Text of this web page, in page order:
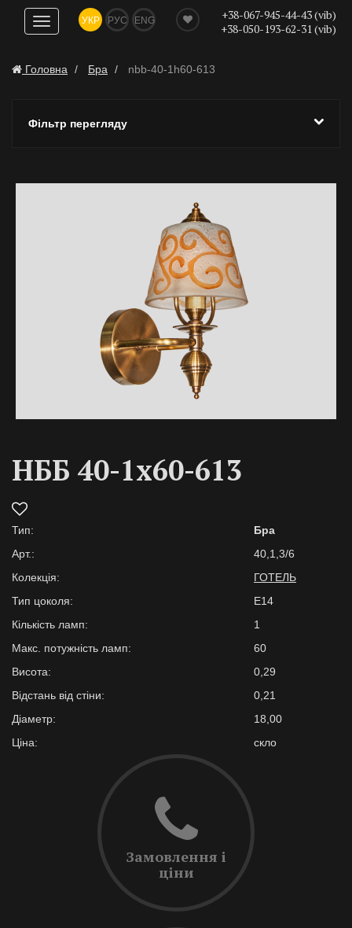
Показати
навігацію
УКР РУС ENG
+38-067-945-44-43 (vib)
+38-050-193-62-31 (vib)
Головна Бра nbb-40-1h60-613
Фільтр перегляду
НББ 40-1х60-613
Тип:
Бра
Арт.:
40,1,3/6
Колекція:
ГОТЕЛЬ
Тип цоколя:
E14
Кількість ламп:
1
Макс. потужність ламп:
60
Висота:
0,29
Відстань від стіни:
0,21
Діаметр:
18,00
Ціна:
скло
Замовлення і
ціни